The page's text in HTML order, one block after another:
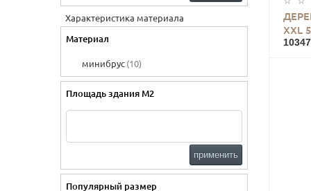
Характеристика материала
Материал
минибрус (10)
Площадь здания М2
применить
Популярный размер
XXL